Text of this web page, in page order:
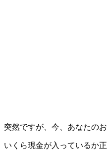
突然ですが、今、あなたの
いくら現金が入っているか